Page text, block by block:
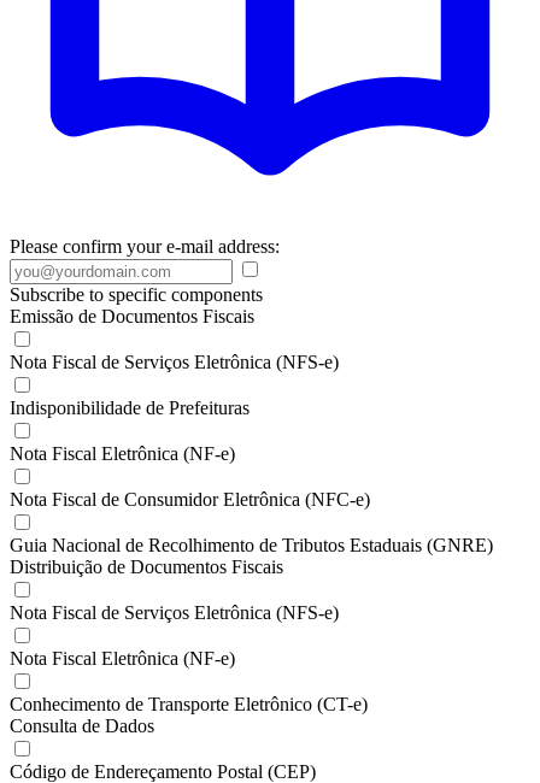
Please confirm your e-mail address:
Subscribe to specific components
Emissão de Documentos Fiscais
Nota Fiscal de Serviços Eletrônica (NFS-e)
Indisponibilidade de Prefeituras
Nota Fiscal Eletrônica (NF-e)
Nota Fiscal de Consumidor Eletrônica (NFC-e)
Guia Nacional de Recolhimento de Tributos Estaduais (GNRE)
Distribuição de Documentos Fiscais
Nota Fiscal de Serviços Eletrônica (NFS-e)
Nota Fiscal Eletrônica (NF-e)
Conhecimento de Transporte Eletrônico (CT-e)
Consulta de Dados
Código de Endereçamento Postal (CEP)